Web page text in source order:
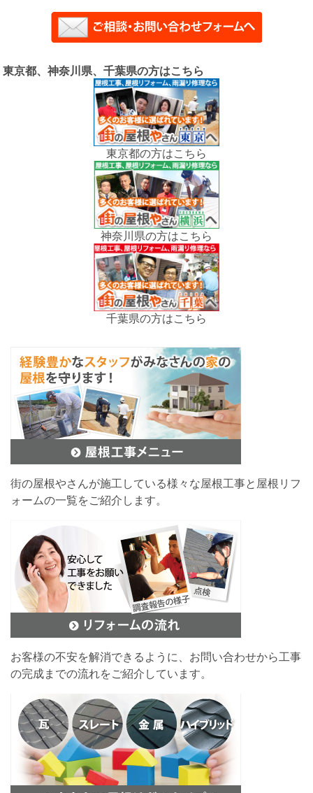
東京都、神奈川県、千葉県の方はこちら
東京都の方はこちら
神奈川県の方はこちら
千葉県の方はこちら
街の屋根やさんが施工している様々な屋根工事と屋根リフ
ォームの一覧をご紹介します。
お客様の不安を解消できるように、お問い合わせから工事
の完成までの流れをご紹介しています。